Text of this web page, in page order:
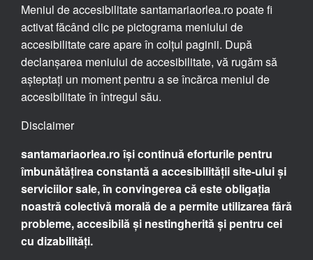
Meniul de accesibilitate santamariaorlea.ro poate fi
activat făcând clic pe pictograma meniului de
accesibilitate care apare în colțul paginii. După
declanșarea meniului de accesibilitate, vă rugăm să
așteptați un moment pentru a se încărca meniul de
accesibilitate în întregul său.
Disclaimer
santamariaorlea.ro își continuă eforturile pentru
îmbunătățirea constantă a accesibilității site-ului și
serviciilor sale, în convingerea că este obligația
noastră colectivă morală de a permite utilizarea fără
probleme, accesibilă și nestingherită și pentru cei
cu dizabilități.